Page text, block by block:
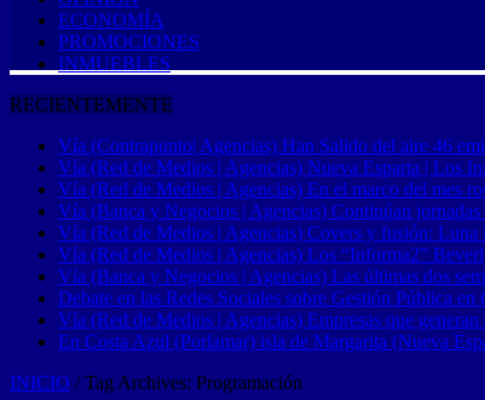
ECONOMÍA
PROMOCIONES
INMUEBLES
RECIENTEMENTE
Vía (Contrapunto| Agencias) Han Salido del aire 46
Vía (Red de Medios | Agencias) Nueva Esparta | Los
Vía (Red de Medios | Agencias) En el marco del mes
Vía (Banca y Negocios | Agencias) Continúan
Vía (Red de Medios | Agencias) Covers y fusión: Luna
Vía (Red de Medios | Agencias) Los “Informa2”
Vía (Banca y Negocios | Agencias) Las últimas dos
Debate en las Redes Sociales sobre Gestión Pública
Vía (Red de Medios | Agencias) Empresas que
En Costa Azul (Porlamar) isla de Margarita (Nueva
INICIO / Tag Archives: Programación